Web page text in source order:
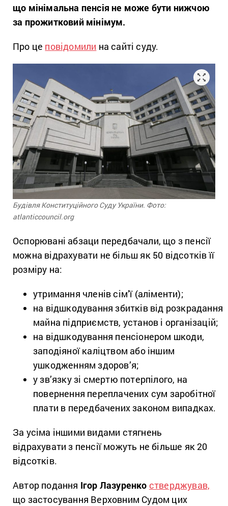
що мінімальна пенсія не може бути нижчою
за прожитковий мінімум.
Про це повідомили на сайті суду.
Будівля Конституційного Суду України. Фото:
atlanticcouncil.org
Оспорювані абзаци передбачали, що з пенсії
можна відрахувати не більш як 50 відсотків її
розміру на:
утримання членів сім’ї (аліменти);
на відшкодування збитків від розкрадання
майна підприємств, установ і організацій;
на відшкодування пенсіонером шкоди,
заподіяної каліцтвом або іншим
ушкодженням здоров’я;
у зв’язку зі смертю потерпілого, на
повернення переплачених сум заробітної
плати в передбачених законом випадках.
За усіма іншими видами стягнень
відрахувати з пенсії можуть не більше як 20
відсотків.
Автор подання Ігор Лазуренко стверджував,
що застосування Верховним Судом цих